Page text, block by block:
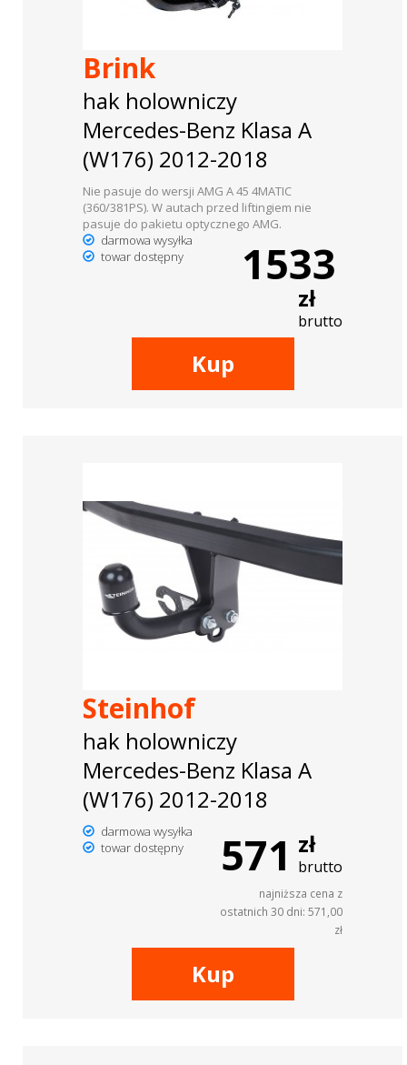
Brink
hak holowniczy
Mercedes-Benz Klasa A
(W176) 2012-2018
Nie pasuje do wersji AMG A 45 4MATIC
(360/381PS). W autach przed liftingiem nie
pasuje do pakietu optycznego AMG.
darmowa wysyłka
towar dostępny
1533
zł
brutto
Kup
Steinhof
hak holowniczy
Mercedes-Benz Klasa A
(W176) 2012-2018
darmowa wysyłka
towar dostępny
571 zł
brutto
najniższa cena z
ostatnich 30 dni: 571,00
zł
Kup